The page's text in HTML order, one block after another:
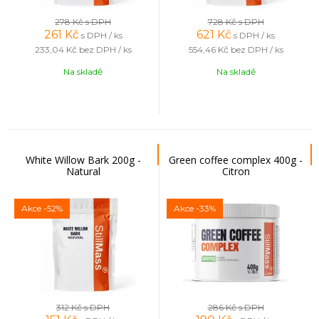
278 Kčs DPH
261 Kč s DPH / ks
233,04 Kč bez DPH / ks
Na skladě
728 Kčs DPH
621 Kč s DPH / ks
554,46 Kč bez DPH / ks
Na skladě
White Willow Bark 200g -
Natural
Akce -52%
312 Kčs DPH
Green coffee complex 400g -
Citron
Akce -33%
286 Kčs DPH